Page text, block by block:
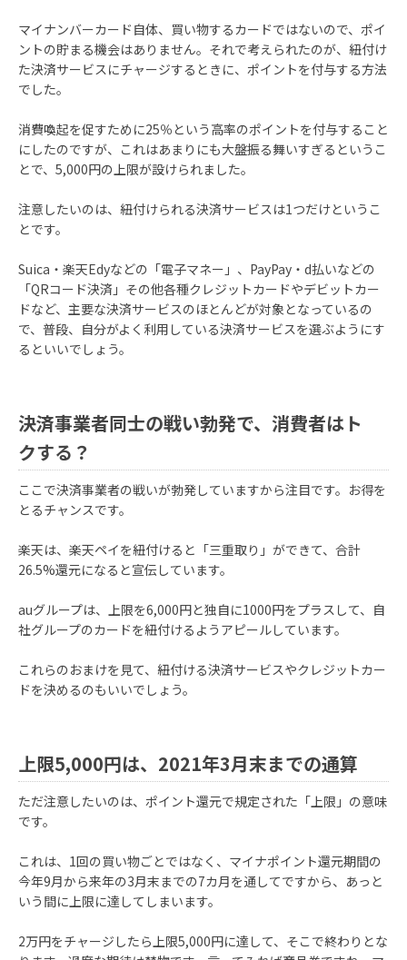
マイナンバーカード自体、買い物するカードではないので、ポイ
ントの貯まる機会はありません。それで考えられたのが、紐付け
た決済サービスにチャージするときに、ポイントを付与する方法
でした。
消費喚起を促すために25％という高率のポイントを付与すること
にしたのですが、これはあまりにも大盤振る舞いすぎるというこ
とで、5,000円の上限が設けられました。
注意したいのは、紐付けられる決済サービスは1つだけというこ
とです。
Suica・楽天Edyなどの「電子マネー」、PayPay・d払いなどの
「QRコード決済」その他各種クレジットカードやデビットカー
ドなど、主要な決済サービスのほとんどが対象となっているの
で、普段、自分がよく利用している決済サービスを選ぶようにす
るといいでしょう。
決済事業者同士の戦い勃発で、消費者はト
クする？
ここで決済事業者の戦いが勃発していますから注目です。お得を
とるチャンスです。
楽天は、楽天ペイを紐付けると「三重取り」ができて、合計
26.5%還元になると宣伝しています。
auグループは、上限を6,000円と独自に1000円をプラスして、自
社グループのカードを紐付けるようアピールしています。
これらのおまけを見て、紐付ける決済サービスやクレジットカー
ドを決めるのもいいでしょう。
上限5,000円は、2021年3月末までの通算
ただ注意したいのは、ポイント還元で規定された「上限」の意味
です。
これは、1回の買い物ごとではなく、マイナポイント還元期間の
今年9月から来年の3月末までの7カ月を通してですから、あっと
いう間に上限に達してしまいます。
2万円をチャージしたら上限5,000円に達して、そこで終わりとな